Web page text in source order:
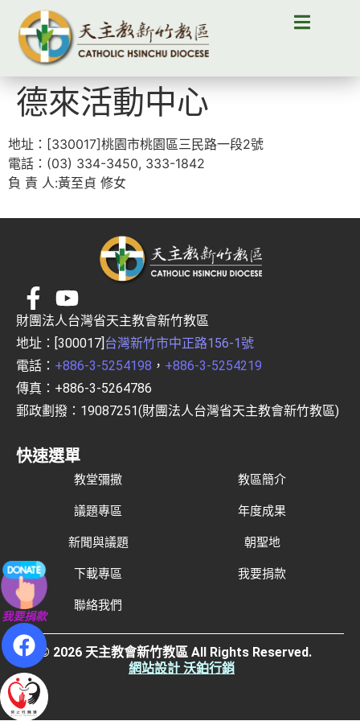
德來活動中心
地址：[330017]桃園市桃園區三民路一段2號
電話：(03) 334-3450, 333-1842
負 責 人:黃至貞 修女
財團法人台灣省天主教會新竹教區
地址：[300017]台灣新竹市中正路156-1號
電話： +886-3-5254198 ， +886-3-5254219
傳真：+886-3-5264786
郵政劃撥：19087251(財團法人台灣省天主教會新竹教區)
我要捐款
快速選單
教堂彌撒 教區簡介
議題專區 年度成果
新聞與議題 朝聖地
下載專區 我要捐款
聯絡我們
© 2026 天主教會新竹教區 All Rights Reserved.
網站設計 沃鉑行銷